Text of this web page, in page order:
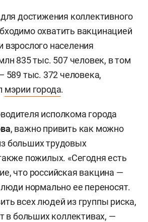
достижения коллективного
охватить вакцинацией
взрослого населения
835 тыс. 507 человек, в том
589 тыс. 372 человека,
мэрии города.
исполкома города
, важно привить как можно
больших трудовых
пожилых. «Сегодня есть
что российская вакцина —
нормально ее переносят.
всех людей из группы риска,
в больших коллективах, —